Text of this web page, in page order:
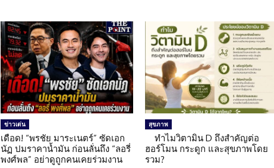
ข่าวเด่น
เดือด! “พรชัย มาระเนตร์” ซัดเอก
นัฏ ปมราคาน้ำมัน ก่อนลั่นถึง “ลอรี่
พงศ์พล” อย่าดูถูกคนเคยร่วมงาน
สุขภาพ
ทำไมวิตามิน D ถึงสำคัญต่อ
ฮอร์โมน กระดูก และสุขภาพโดย
รวม?